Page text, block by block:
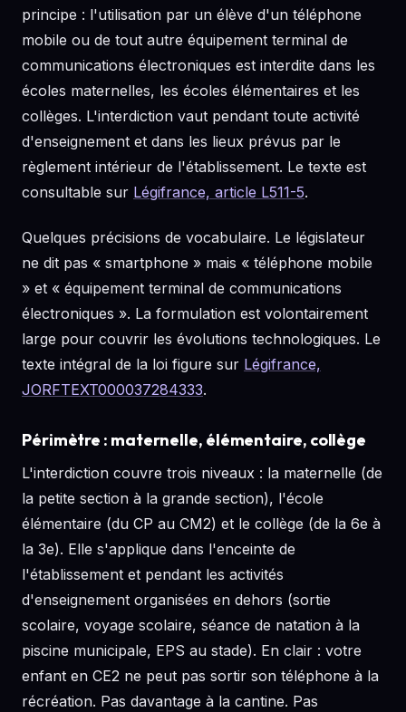
principe : l'utilisation par un élève d'un téléphone
mobile ou de tout autre équipement terminal de
communications électroniques est interdite dans les
écoles maternelles, les écoles élémentaires et les
collèges. L'interdiction vaut pendant toute activité
d'enseignement et dans les lieux prévus par le
règlement intérieur de l'établissement. Le texte est
consultable sur Légifrance, article L511-5.
Quelques précisions de vocabulaire. Le législateur
ne dit pas « smartphone » mais « téléphone mobile
» et « équipement terminal de communications
électroniques ». La formulation est volontairement
large pour couvrir les évolutions technologiques. Le
texte intégral de la loi figure sur Légifrance,
JORFTEXT000037284333.
Périmètre : maternelle, élémentaire, collège
L'interdiction couvre trois niveaux : la maternelle (de
la petite section à la grande section), l'école
élémentaire (du CP au CM2) et le collège (de la 6e à
la 3e). Elle s'applique dans l'enceinte de
l'établissement et pendant les activités
d'enseignement organisées en dehors (sortie
scolaire, voyage scolaire, séance de natation à la
piscine municipale, EPS au stade). En clair : votre
enfant en CE2 ne peut pas sortir son téléphone à la
récréation. Pas davantage à la cantine. Pas